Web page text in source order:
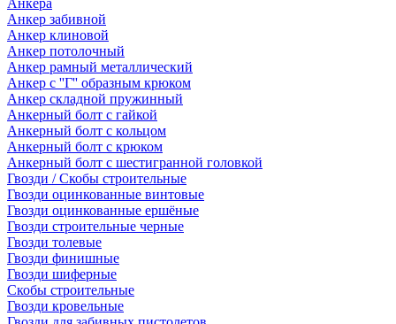
Анкера
Анкер забивной
Анкер клиновой
Анкер потолочный
Анкер рамный металлический
Анкер с ''Г'' образным крюком
Анкер складной пружинный
Анкерный болт с гайкой
Анкерный болт с кольцом
Анкерный болт с крюком
Анкерный болт с шестигранной головкой
Гвозди / Скобы строительные
Гвозди оцинкованные винтовые
Гвозди оцинкованные ершёные
Гвозди строительные черные
Гвозди толевые
Гвозди финишные
Гвозди шиферные
Скобы строительные
Гвозди кровельные